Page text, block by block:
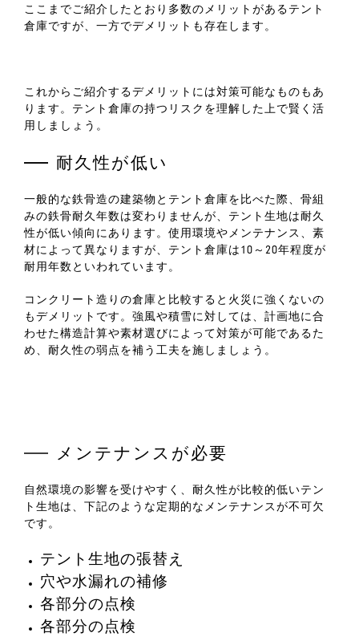
ここまでご紹介したとおり多数のメリットがあるテント
倉庫ですが、一方でデメリットも存在します。
これからご紹介するデメリットには対策可能なものもあ
ります。テント倉庫の持つリスクを理解した上で賢く活
用しましょう。
耐久性が低い
一般的な鉄骨造の建築物とテント倉庫を比べた際、骨組
みの鉄骨耐久年数は変わりませんが、テント生地は耐久
性が低い傾向にあります。使用環境やメンテナンス、素
材によって異なりますが、テント倉庫は10～20年程度が
耐用年数といわれています。
コンクリート造りの倉庫と比較すると火災に強くないの
もデメリットです。強風や積雪に対しては、計画地に合
わせた構造計算や素材選びによって対策が可能であるた
め、耐久性の弱点を補う工夫を施しましょう。
メンテナンスが必要
自然環境の影響を受けやすく、耐久性が比較的低いテン
ト生地は、下記のような定期的なメンテナンスが不可欠
です。
テント生地の張替え
穴や水漏れの補修
各部分の点検
各部分の点検